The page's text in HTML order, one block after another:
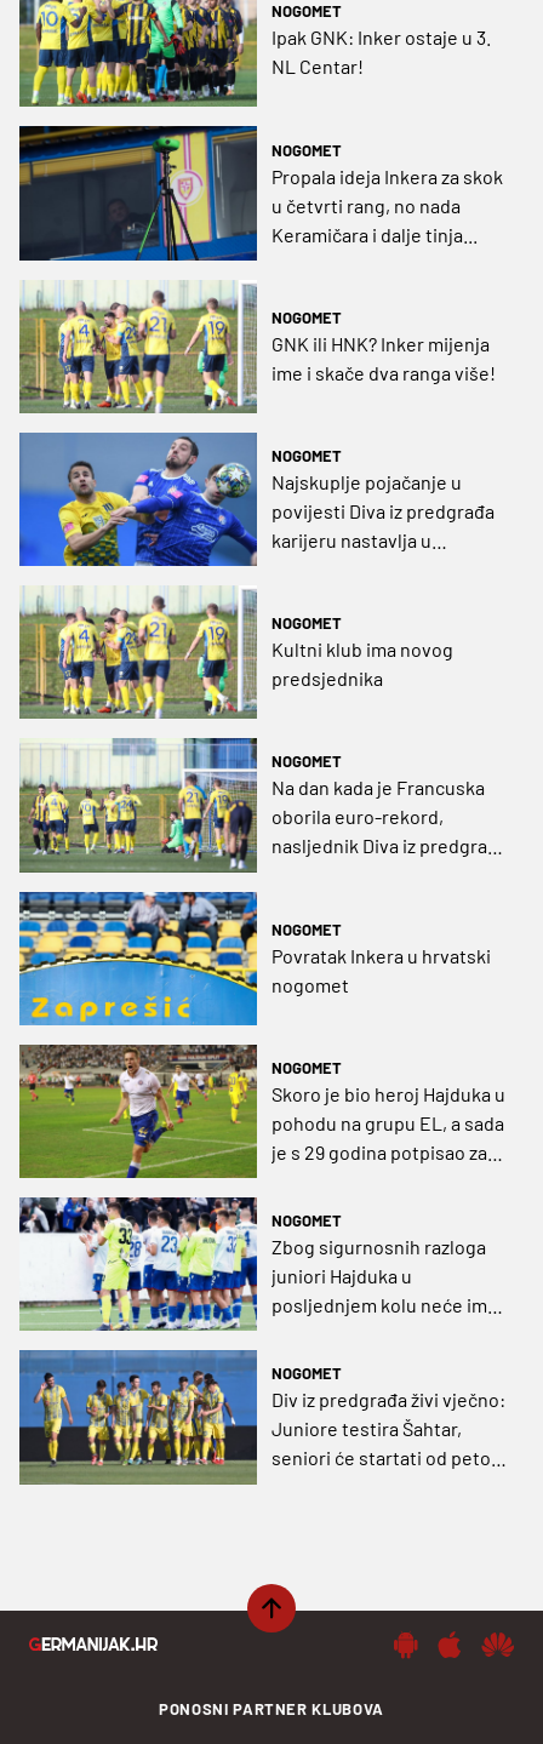
NOGOMET
Ipak GNK: Inker ostaje u 3.
NL Centar!
NOGOMET
Propala ideja Inkera za skok
u četvrti rang, no nada
Keramičara i dalje tinja...
NOGOMET
GNK ili HNK? Inker mijenja
ime i skače dva ranga više!
NOGOMET
Najskuplje pojačanje u
povijesti Diva iz predgrađa
karijeru nastavlja u
NOGOMET
Kultni klub ima novog
predsjednika
NOGOMET
Na dan kada je Francuska
oborila euro-rekord,
nasljednik Diva iz predgrađa
NOGOMET
Povratak Inkera u hrvatski
nogomet
NOGOMET
Skoro je bio heroj Hajduka u
pohodu na grupu EL, a sada
je s 29 godina potpisao za
NOGOMET
Zbog sigurnosnih razloga
juniori Hajduka u
posljednjem kolu neće imati
NOGOMET
Div iz predgrađa živi vječno:
Juniore testira Šahtar,
seniori će startati od petog
PONOSNI PARTNER KLUBOVA